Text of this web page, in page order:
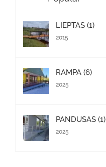
LIEPTAS (1)
2015
RAMPA (6)
2025
PANDUSAS (1)
2025